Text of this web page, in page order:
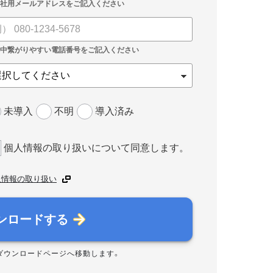
未導入 不明 導入済み
個人情報の取り扱いについて同意します。
報の取り扱い
ロードする
ウンロードページへ移動します。